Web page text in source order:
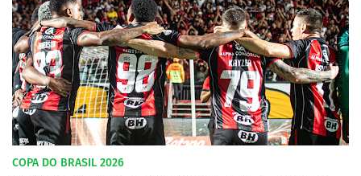
COPA DO BRASIL 2026